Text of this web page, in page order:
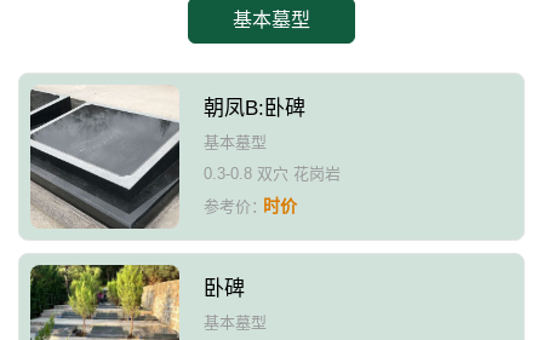
基本墓型
朝凤B:卧碑
基本墓型
0.3-0.8 双穴 花岗岩
参考价：时价
卧碑
基本墓型